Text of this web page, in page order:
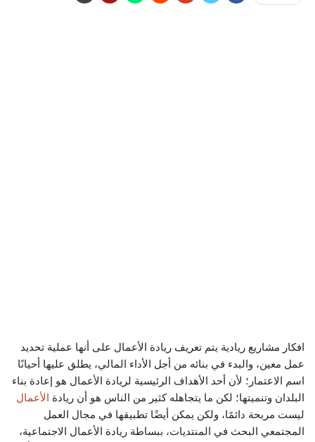
افكار مشاريع ريادية يتم تعريف ريادة الأعمال على أنها عملية تحديد
عمل معين، والبدء في بنائه من أجل الأداء المالي، يطلق عليها أحيانًا
اسم الاعتمار؛ لأن أحد الأهداف الرئيسية لريادة الأعمال هو إعادة بناء
البلدان وتنميتها؛ لكن ما يتجاهله كثير من الناس هو أن ريادة الأعمال
ليست مربحة دائمًا، ولكن يمكن أيضًا تطبيقها في مجال العمل
المجتمعي البحث في المنتديات، ببساطة ريادة الأعمال الاجتماعية،